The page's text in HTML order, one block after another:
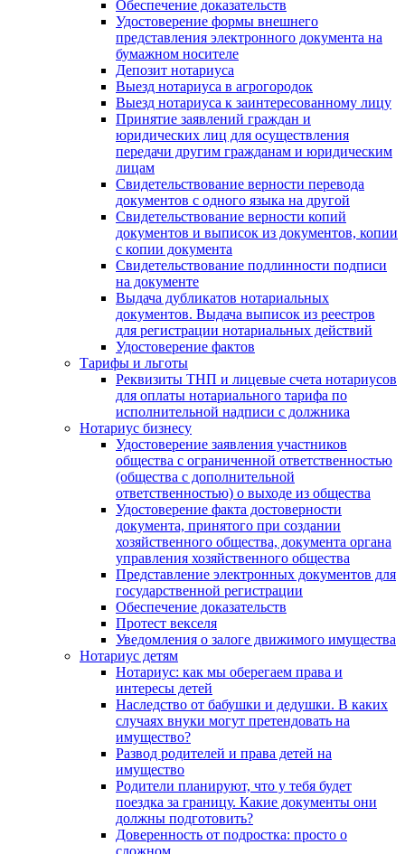
Обеспечение доказательств
Удостоверение формы внешнего
представления электронного документа на
бумажном носителе
Депозит нотариуса
Выезд нотариуса в агрогородок
Выезд нотариуса к заинтересованному лицу
Принятие заявлений граждан и
юридических лиц для осуществления
передачи другим гражданам и юридическим
лицам
Свидетельствование верности перевода
документов с одного языка на другой
Свидетельствование верности копий
документов и выписок из документов, копии
с копии документа
Свидетельствование подлинности подписи
на документе
Выдача дубликатов нотариальных
документов. Выдача выписок из реестров
для регистрации нотариальных действий
Удостоверение фактов
Тарифы и льготы
Реквизиты ТНП и лицевые счета нотариусов
для оплаты нотариального тарифа по
исполнительной надписи с должника
Нотариус бизнесу
Удостоверение заявления участников
общества с ограниченной ответственностью
(общества с дополнительной
ответственностью) о выходе из общества
Удостоверение факта достоверности
документа, принятого при создании
хозяйственного общества, документа органа
управления хозяйственного общества
Представление электронных документов для
государственной регистрации
Обеспечение доказательств
Протест векселя
Уведомления о залоге движимого имущества
Нотариус детям
Нотариус: как мы оберегаем права и
интересы детей
Наследство от бабушки и дедушки. В каких
случаях внуки могут претендовать на
имущество?
Развод родителей и права детей на
имущество
Родители планируют, что у тебя будет
поездка за границу. Какие документы они
должны подготовить?
Доверенность от подростка: просто о
сложном